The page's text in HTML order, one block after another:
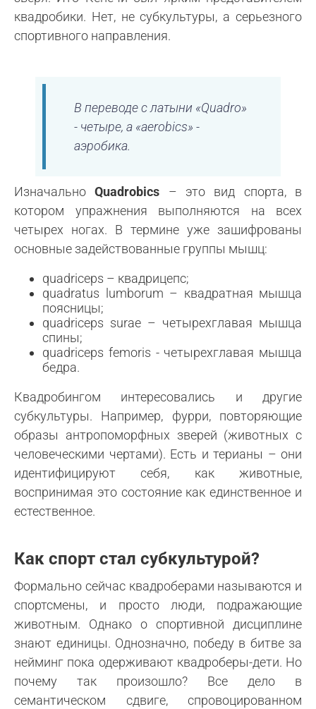
квадробики. Нет, не субкультуры, а серьезного
спортивного направления.
В переводе с латыни «Quadro»
- четыре, а «aerobics» -
аэробика.
ИзначальноQuadrobics – это вид спорта, в
котором упражнения выполняются на всех
четырех ногах. В термине уже зашифрованы
основные задействованные группы мышц:
quadriceps – квадрицепс;
quadratus lumborum – квадратная мышца
поясницы;
quadriceps surae – четырехглавая мышца
спины;
quadriceps femoris - четырехглавая мышца
бедра.
Квадробингом интересовались и другие
субкультуры. Например, фурри, повторяющие
образы антропоморфных зверей (животных с
человеческими чертами). Есть и терианы – они
идентифицируют себя, как животные,
воспринимая это состояние как единственное и
естественное.
Как спорт стал субкультурой?
Формально сейчас квадроберами называются и
спортсмены, и просто люди, подражающие
животным. Однако о спортивной дисциплине
знают единицы. Однозначно, победу в битве за
нейминг пока одерживают квадроберы-дети. Но
почему так произошло? Все дело в
семантическом сдвиге, спровоцированном